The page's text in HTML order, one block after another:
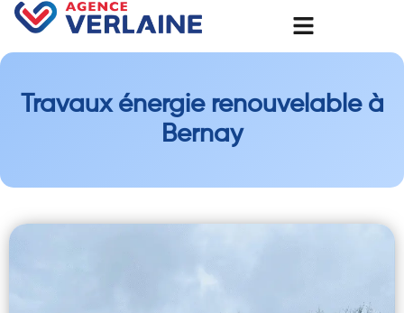
Travaux énergie renouvelable à
Bernay